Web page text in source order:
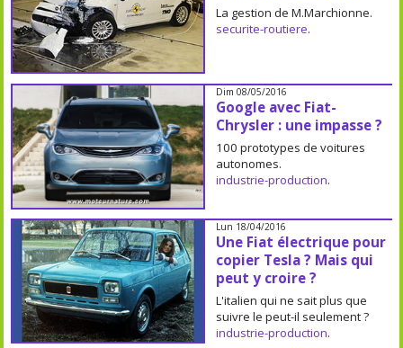
La gestion de M.Marchionne.
securite-routiere.
Dim 08/05/2016
Google avec Fiat-
Chrysler : une impasse ?
100 prototypes de voitures
autonomes.
industrie-production.
Lun 18/04/2016
Une Fiat électrique pour
copier Tesla ? Mais qui
peut y croire ?
L'italien qui ne sait plus que
suivre le peut-il seulement ?
industrie-production.